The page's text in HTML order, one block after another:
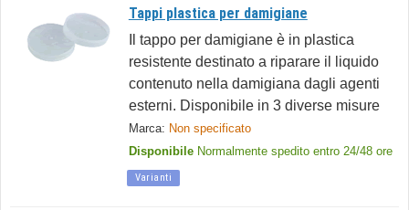
Tappi plastica per damigiane
Il tappo per damigiane è in plastica
resistente destinato a riparare il liquido
contenuto nella damigiana dagli agenti
esterni. Disponibile in 3 diverse misure
Marca: Non specificato
Disponibile Normalmente spedito entro 24/48 ore
Varianti